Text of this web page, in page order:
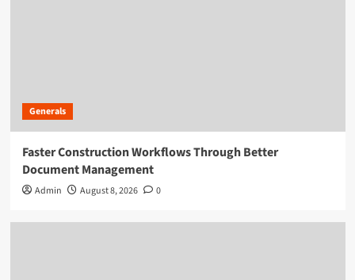
Generals
Faster Construction Workflows Through Better
Document Management
Admin August 8, 2026 0